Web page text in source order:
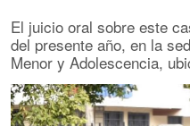
El juicio oral sobre este
del presente año, en la
Menor y Adolescencia,